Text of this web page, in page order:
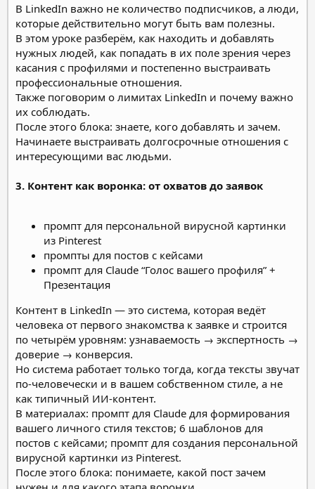
В LinkedIn важно не количество подписчиков, а люди,
которые действительно могут быть вам полезны.
В этом уроке разберём, как находить и добавлять
нужных людей, как попадать в их поле зрения через
касания с профилями и постепенно выстраивать
профессиональные отношения.
Также поговорим о лимитах LinkedIn и почему важно
их соблюдать.
После этого блока: знаете, кого добавлять и зачем.
Начинаете выстраивать долгосрочные отношения с
интересующими вас людьми.
3. Контент как воронка: от охватов до заявок
промпт для персональной вирусной картинки
из Pinterest
промпты для постов с кейсами
промпт для Claude “Голос вашего профиля” +
Презентация
Контент в LinkedIn — это система, которая ведёт
человека от первого знакомства к заявке и строится
по четырём уровням: узнаваемость → экспертность →
доверие → конверсия.
Но система работает только тогда, когда тексты звучат
по-человечески и в вашем собственном стиле, а не
как типичный ИИ-контент.
В материалах: промпт для Claude для формирования
вашего личного стиля текстов; 6 шаблонов для
постов с кейсами; промпт для создания персональной
вирусной картинки из Pinterest.
После этого блока: понимаете, какой пост зачем